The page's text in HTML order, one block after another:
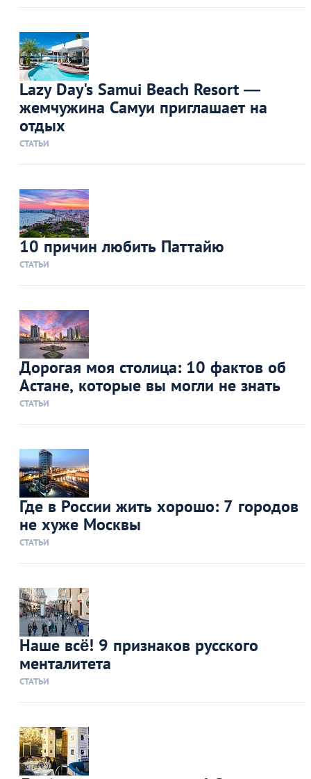
Lazy Day's Samui Beach Resort —
жемчужина Самуи приглашает на
отдых
СТАТЬИ
10 причин любить Паттайю
СТАТЬИ
Дорогая моя столица: 10 фактов об
Астане, которые вы могли не знать
СТАТЬИ
Где в России жить хорошо: 7 городов
не хуже Москвы
СТАТЬИ
Наше всё! 9 признаков русского
менталитета
СТАТЬИ